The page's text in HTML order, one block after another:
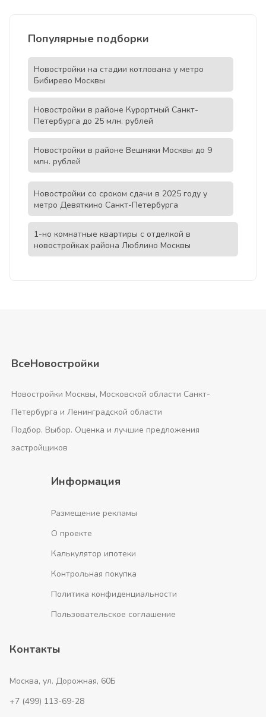
Популярные подборки
Новостройки на стадии котлована у метро
Бибирево Москвы
Новостройки в районе Курортный Санкт-
Петербурга до 25 млн. рублей
Новостройки в районе Вешняки Москвы до 9
млн. рублей
Новостройки со сроком сдачи в 2025 году у
метро Девяткино Санкт-Петербурга
1-но комнатные квартиры с отделкой в
новостройках района Люблино Москвы
ВсеНовостройки
Новостройки Москвы, Московской области Санкт-
Петербурга и Ленинградской области
Подбор. Выбор. Оценка и лучшие предложения
застройщиков
Информация
Размещение рекламы
О проекте
Калькулятор ипотеки
Контрольная покупка
Политика конфиденциальности
Пользовательское соглашение
Контакты
Москва, ул. Дорожная, 60Б
+7 (499) 113-69-28